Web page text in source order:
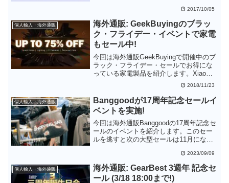
構魅力的ではないかと思います。最近は
やや円安気味ですので、セールのタイミ
ングで節約したいところです。
2017/10/05
個人輸入・海外通販
海外通販: GeekBuyingのブラッ
ク・フライデー・イベントで家電
もセール中!
今回は海外通販GeekBuyingで開催中のブ
ラック・フライデー・セールでお得にな
っている家電製品を紹介します。Xiaomi
といえばスマートフォンですが、ロボッ
ト掃除機などの家電でもコストパフォー
マンス抜群の製品を販売しています。同
じ価格の国内製品よりはワンランク上の
機能が入手できるので、興味がある方は
是非チェックしてみてください。
2018/11/23
個人輸入・海外通販
Banggoodが17周年記念セールイ
ベントを実施!
今回は海外通販Banggoodの17周年記念セ
ールのイベントを紹介します。このセー
ルを逃すと次の大型セールは11月になる
製品も見つけることができるので、ちょ
くちょくイベントサイトを覗いてみるこ
とをオススメします。
2023/09/09
個人輸入・海外通販
海外通販: GearBest 3週年 記念セ
ール (3/18 18:00まで!)